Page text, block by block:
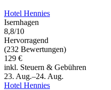
Hotel Hennies
Isernhagen
8,8/10
Hervorragend
(232 Bewertungen)
129 €
inkl. Steuern & Gebühren
23. Aug.–24. Aug.
Hotel Hennies